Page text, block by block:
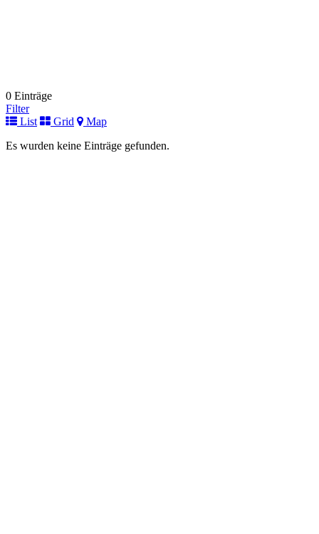
0 Einträge
Filter
List
Grid
Map
Es wurden keine Einträge gefunden.